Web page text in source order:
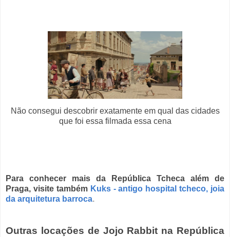
Não consegui descobrir exatamente em qual das cidades
que foi essa filmada essa cena
Para conhecer mais da República Tcheca além de
Praga, visite também Kuks - antigo hospital tcheco, joia
da arquitetura barroca.
Outras locações de Jojo Rabbit na República